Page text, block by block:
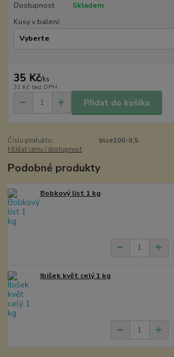
Dostupnost
Skladem
Kusy v balení:
35 Kč/ks
31 Kč bez DPH
Přidat do košíku
Číslo produktu:
blce100-0,5
Hlídat cenu / dostupnost
Podobné produkty
Bobkový list 1 kg
Ibišek květ celý 1 kg